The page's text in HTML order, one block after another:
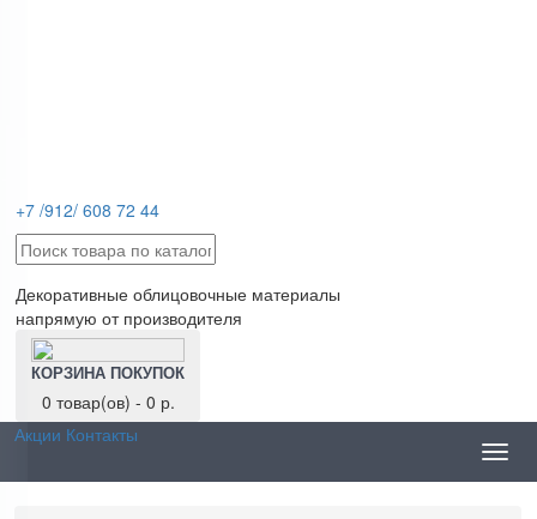
+7 /912/ 608 72 44
Декоративные облицовочные материалы
напрямую от производителя
КОРЗИНА ПОКУПОК
0 товар(ов) - 0 р.
Акции Контакты